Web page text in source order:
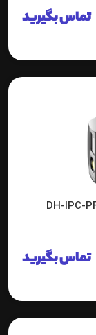
تماس بگیرید
تماس بگیرید